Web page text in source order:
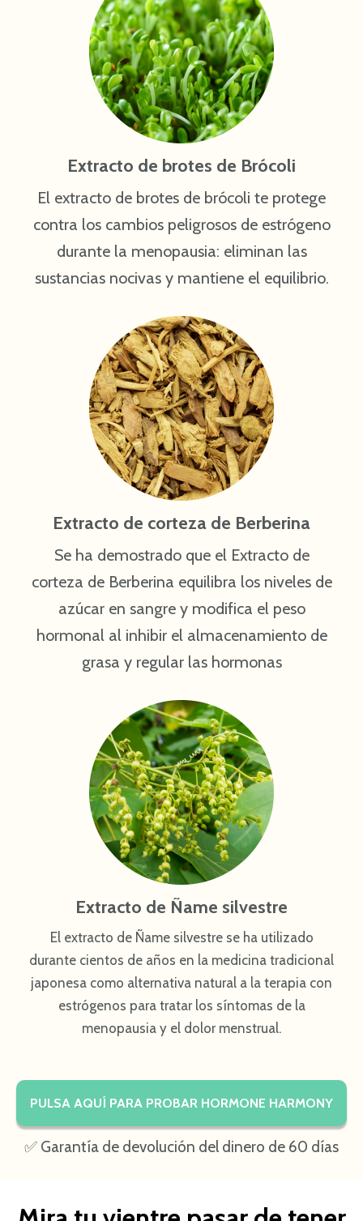
Extracto de brotes de Brócoli
El extracto de brotes de brócoli te protege
contra los cambios peligrosos de estrógeno
durante la menopausia: eliminan las
sustancias nocivas y mantiene el equilibrio.
Extracto de corteza de Berberina
Se ha demostrado que el Extracto de
corteza de Berberina equilibra los niveles de
azúcar en sangre y modifica el peso
hormonal al inhibir el almacenamiento de
grasa y regular las hormonas
Extracto de Ñame silvestre
El extracto de Ñame silvestre se ha utilizado
durante cientos de años en la medicina tradicional
japonesa como alternativa natural a la terapia con
estrógenos para tratar los síntomas de la
menopausia y el dolor menstrual.
PULSA AQUÍ PARA PROBAR HORMONE HARMONY
✅ Garantía de devolución del dinero de 60 días